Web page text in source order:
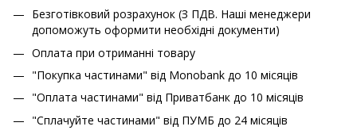
Безготівковий розрахунок (З ПДВ. Наші менеджери
допоможуть оформити необхідні документи)
Оплата при отриманні товару
"Покупка частинами" від Monobank до 10 місяців
"Оплата частинами" від Приватбанк до 10 місяців
"Сплачуйте частинами" від ПУМБ до 24 місяців